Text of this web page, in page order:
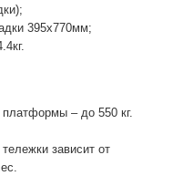
395х770мм;
– до 550 кг.
зависит от